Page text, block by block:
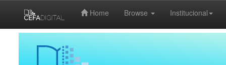
Home Browse Institucional